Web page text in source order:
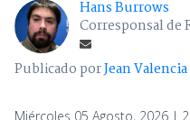
Hans Burrows
Corresponsal de
Publicado porJean Valencia
Miércoles 05 Agosto, 2026 |